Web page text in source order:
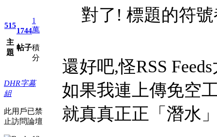
515
主
題
1744
帖子
1
萬
積
分
DHR字幕
組
此用戶已禁
止訪問論壇
對了! 標題的符
還好吧,怪RSS
如果我連上傳免空
就真真正正「潛水